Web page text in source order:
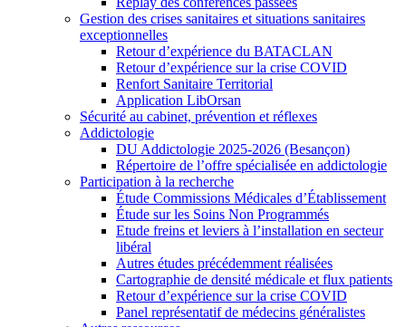
Gestion des crises sanitaires et situations sanitaires
exceptionnelles
Retour d’expérience du BATACLAN
Retour d’expérience sur la crise COVID
Renfort Sanitaire Territorial
Application LibOrsan
Sécurité au cabinet, prévention et réflexes
Addictologie
DU Addictologie 2025-2026 (Besançon)
Répertoire de l’offre spécialisée en addictologie
Participation à la recherche
Étude Commissions Médicales d’Établissement
Étude sur les Soins Non Programmés
Etude freins et leviers à l’installation en secteur
libéral
Autres études précédemment réalisées
Cartographie de densité médicale et flux patients
Retour d’expérience sur la crise COVID
Panel représentatif de médecins généralistes